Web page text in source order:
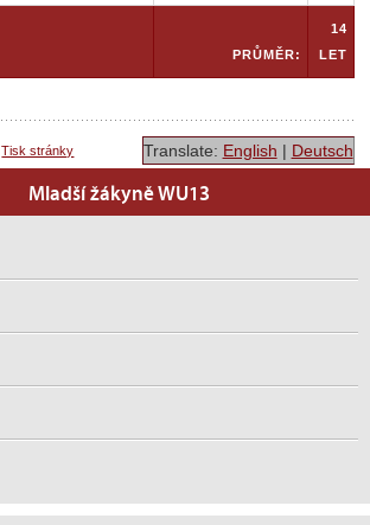
PRŮMĚR:
14
LET
Tisk stránky Translate: English | Deutsch
Mladší žákyně WU13